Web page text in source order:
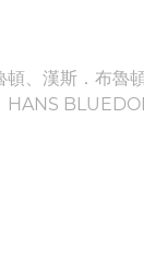
頓、漢斯．布魯
HANS